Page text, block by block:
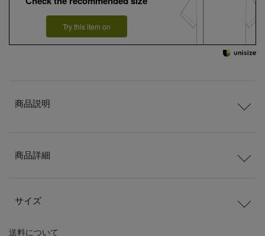
Try this item on
送料について
商品説明
商品詳細
サイズ